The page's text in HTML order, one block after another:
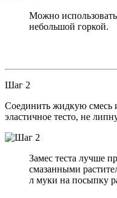
Можно
небольшой горкой.
Шаг 2
Соединить жидкую смесь
эластичное тесто, не
Замес теста лучше
смазанными
л муки на посыпку